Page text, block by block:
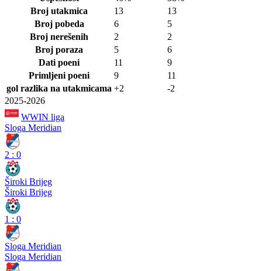
Broj utakmica
13
13
Broj pobeda
6
5
Broj nerešenih
2
2
Broj poraza
5
6
Dati poeni
11
9
Primljeni poeni
9
11
gol razlika na utakmicama +2
-2
2025-2026
WWIN liga
Sloga Meridian
2 : 0
Široki Brijeg
Široki Brijeg
1 : 0
Sloga Meridian
Sloga Meridian